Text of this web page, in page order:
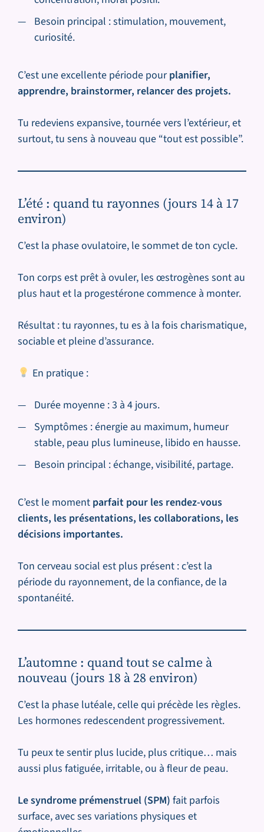
Besoin principal : stimulation, mouvement,
curiosité.
C’est une excellente période pourplanifier,
apprendre, brainstormer, relancer des projets.
Tu redeviens expansive, tournée vers l’extérieur, et
surtout, tu sens à nouveau que “tout est possible”.
L’été : quand tu rayonnes (jours 14 à 17
environ)
C’est la phase ovulatoire, le sommet de ton cycle.
Ton corps est prêt à ovuler, les œstrogènes sont au
plus haut et la progestérone commence à monter.
Résultat : tu rayonnes, tu es à la fois charismatique,
sociable et pleine d’assurance.
En pratique :
Durée moyenne : 3 à 4 jours.
Symptômes : énergie au maximum, humeur
stable, peau plus lumineuse, libido en hausse.
Besoin principal : échange, visibilité, partage.
C’est le moment parfait pour les rendez-vous
clients, les présentations, les collaborations, les
décisions importantes.
Ton cerveau social est plus présent : c’est la
période du rayonnement, de la confiance, de la
spontanéité.
L’automne : quand tout se calme à
nouveau (jours 18 à 28 environ)
C’est la phase lutéale, celle qui précède les règles.
Les hormones redescendent progressivement.
Tu peux te sentir plus lucide, plus critique… mais
aussi plus fatiguée, irritable, ou à fleur de peau.
Le syndrome prémenstruel (SPM) fait parfois
surface, avec ses variations physiques et